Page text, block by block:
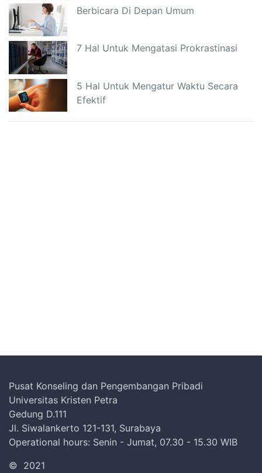
Berbicara Di Depan Umum
7 Hal Untuk Mengatasi Prokrastinasi
5 Hal Untuk Mengatur Waktu Secara
Efektif
Pusat Konseling dan Pengembangan Pribadi
Universitas Kristen Petra
Gedung D.111
Jl. Siwalankerto 121-131, Surabaya
Operational hours: Senin - Jumat, 07.30 - 15.30 WIB
© 2021